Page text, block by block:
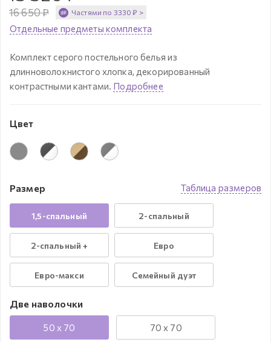
16 650₽ Частями по 3330 ₽ >
Отдельные предметы комплекта
Комплект серого постельного белья из
длинноволокнистого хлопка, декорированный
контрастными кантами. Подробнее
Цвет
Таблица размеров
Размер
1,5-спальный 2-спальный
2-спальный + Евро
Евро-макси Семейный дуэт
Две наволочки
50 x 70 70 x 70